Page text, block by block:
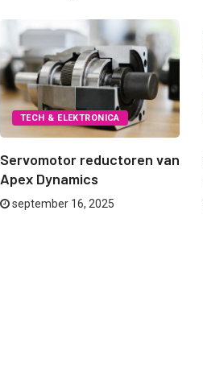
TECH & ELEKTRONICA
Servomotor reductoren van
Apex Dynamics
september 16, 2025